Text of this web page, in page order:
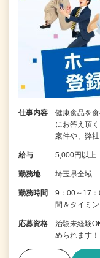
仕事内容
健康食品を
にお答え頂
案件や、弊
給与 5,000円以上
勤務地 埼玉県全域
勤務時間
9：00～17
間＆タイミ
応募資格
治験未経験
められます！